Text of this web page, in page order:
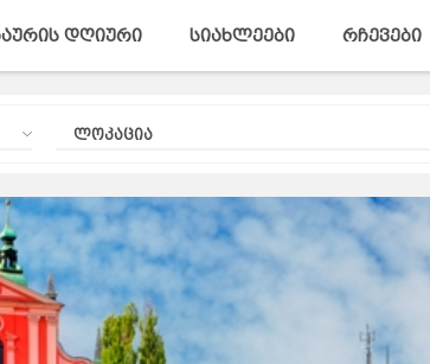
დღიური სიახლეები რჩევები
ლოკაცია